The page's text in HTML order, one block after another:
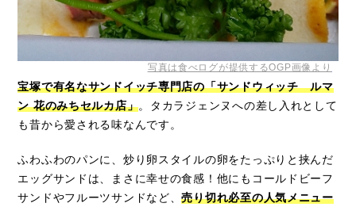
写真は食べログが提供するOGP画像より
宝塚で有名なサンドイッチ専門店の「サンドウィッチ ルマ
ン 花のみちセルカ店」。タカラジェンヌへの差し入れとして
も昔から愛される味なんです。
ふわふわのパンに、炒り卵スタイルの卵をたっぷりと挟んだ
エッグサンドは、まさに幸せの食感！他にもコールドビーフ
サンドやフルーツサンドなど、売り切れ必至の人気メニュー